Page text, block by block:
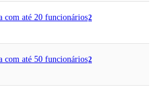
com até 20 funcionários2
com até 50 funcionários2